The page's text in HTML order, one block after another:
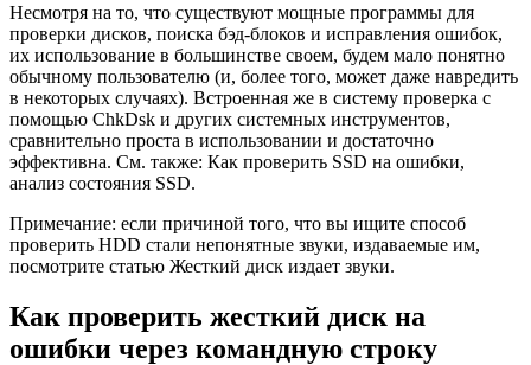
Несмотря на то, что существуют мощные программы для
проверки дисков, поиска бэд-блоков и исправления ошибок,
их использование в большинстве своем, будем мало понятно
обычному пользователю (и, более того, может даже навредить
в некоторых случаях). Встроенная же в систему проверка с
помощью ChkDsk и других системных инструментов,
сравнительно проста в использовании и достаточно
эффективна. См. также: Как проверить SSD на ошибки,
анализ состояния SSD.
Примечание: если причиной того, что вы ищите способ
проверить HDD стали непонятные звуки, издаваемые им,
посмотрите статью Жесткий диск издает звуки.
Как проверить жесткий диск на
ошибки через командную строку